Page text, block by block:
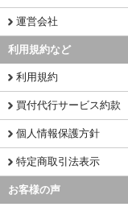
運営会社
利用規約など
利用規約
買付代行サービス約款
個人情報保護方針
特定商取引法表示
お客様の声